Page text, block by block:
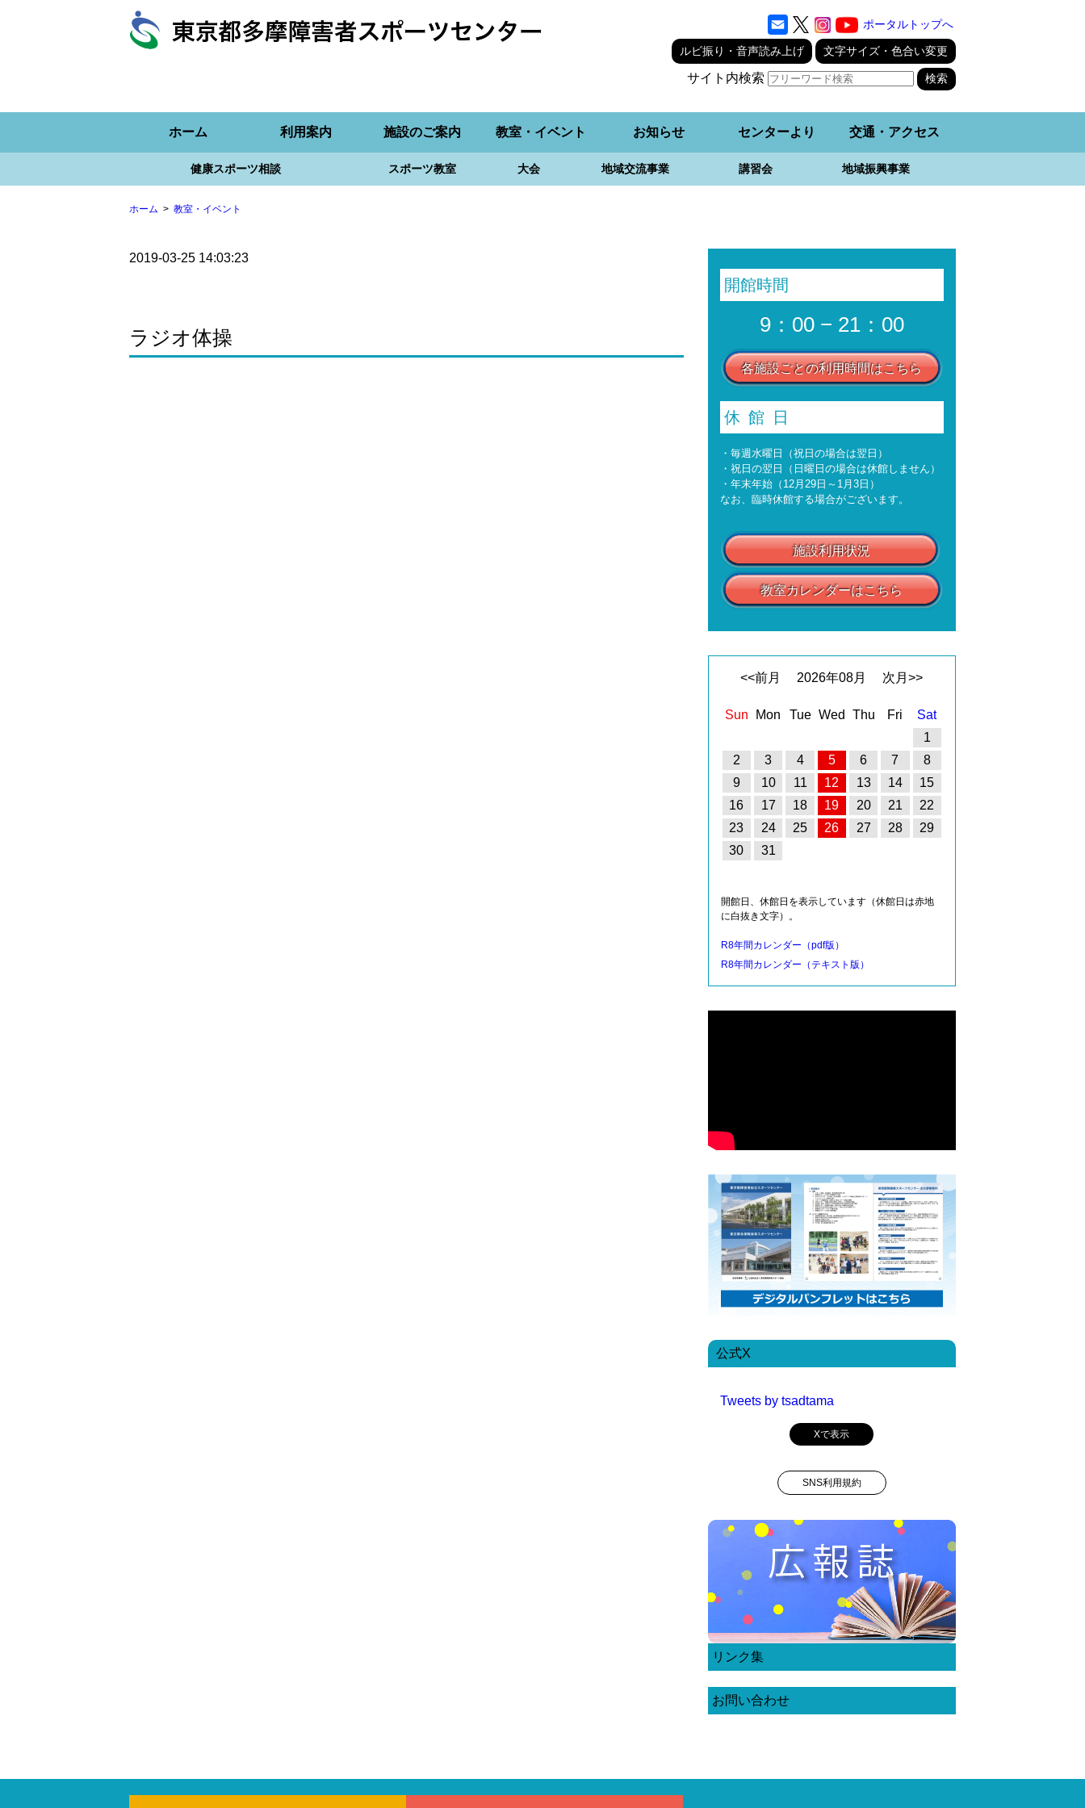
ポータルトップへ
ルビ振り・音声読み上げ 文字サイズ・色合い変更
サイト内検索
ホーム 利用案内 施設のご案内 教室・イベント お知らせ センターより 交通・アクセス
健康スポーツ相談 スポーツ教室 大会 地域交流事業 講習会 地域振興事業
ホーム 教室・イベント
2019-03-25 14:03:23
ラジオ体操
開館時間
9：00 − 21：00
各施設ごとの利用時間はこちら
休館日
・毎週水曜日（祝日の場合は翌日）
・祝日の翌日（日曜日の場合は休館しません）
・年末年始（12月29日～1月3日）
なお、臨時休館する場合がございます。
施設利用状況
教室カレンダーはこちら
<<前月 2026年08月 次月>>
Sun Mon Tue Wed Thu Fri
Sat
1
2
3 4 5 6 7
8
9
10 11 12 13 14
15
16
17 18 19 20 21
22
23
24 25 26 27 28
29
30
31
開館日、休館日を表示しています（休館日は赤地
に白抜き文字）。
R8年間カレンダー（pdf版）
R8年間カレンダー（テキスト版）
公式X
Tweets by tsadtama
Xで表示
SNS利用規約
リンク集
お問い合わせ